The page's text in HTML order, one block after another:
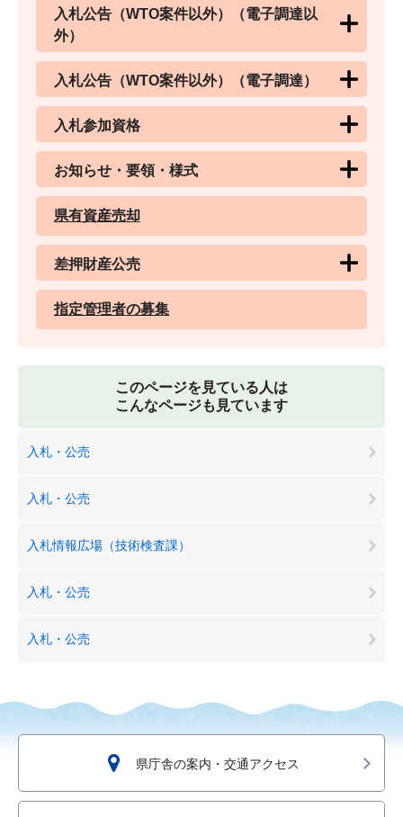
入札公告（WTO案件以外）（電子調達以
外）
入札公告（WTO案件以外）（電子調達）
入札参加資格
お知らせ・要領・様式
県有資産売却
差押財産公売
指定管理者の募集
このページを見ている人は
こんなページも見ています
入札・公売
入札・公売
入札情報広場（技術検査課）
入札・公売
入札・公売
県庁舎の案内・交通アクセス